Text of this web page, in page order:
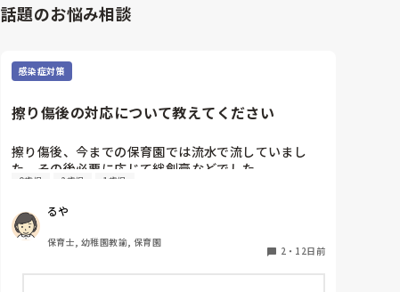
同じような経験をした方はいますか？
経験談やアドバイスなど教えていただけたら嬉しいで
す。
話題のお悩み相談
感染症対策
擦り傷後の対応について教えてください
擦り傷後、今までの保育園では流水で流していまし
た。その後必要に応じて絆創膏などでした。
4月から新しい保育園で勤務しておりますが、水道が
ね」と声をかけています。
清浄綿は消毒ではないし、水道あるのになぜ清浄綿な
のか、、聞くタイミングを逃してしまいモヤモヤした
ままでいます。
0歳児 2歳児 1歳児
るや
保育士, 幼稚園教諭, 保育園
2 ・ 12日前